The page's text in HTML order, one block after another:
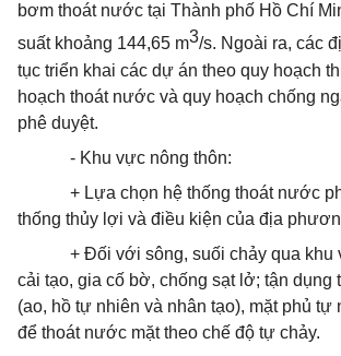
bơm thoátnước tại Thành phố Hồ Chí
suất khoảng 144,65 m3/s. Ngoài ra, các
tục triển khai các dự án theo quy hoạch
hoạch thoátnước và quy hoạch chống
phê duyệt.
- Khu vực nông thôn:
+ Lựa chọn hệ thống thoátnước
thống thủy lợi và điều kiện của địa
+ Đối với sông, suối chảy qua khu
cải tạo, gia cố bờ, chống sạt lở; tận dụng
(ao, hồ tự nhiên và nhân tạo), mặt phủ
để thoátnước mặt theo chế độ tự chảy.